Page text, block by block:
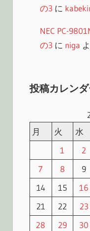
の3 に
NEC PC-
の3 に niga
投稿カレン
月
火 水
1
2
7
8 9
14
15 16
21
22 23
28
29 30